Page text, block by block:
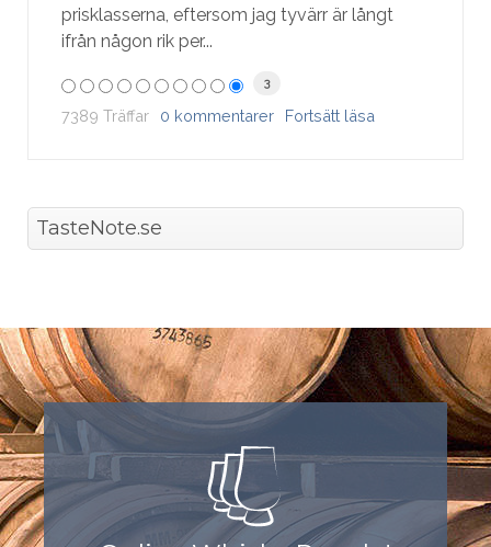
prisklasserna, eftersom jag tyvärr är långt
ifrån någon rik per...
3
7389 Träffar 0 kommentarer Fortsätt läsa
TasteNote.se